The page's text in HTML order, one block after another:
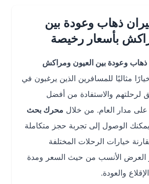
ذهاب وعودة بين
بأسعار رخيصة
بين العيون ومراكش
للمسافرين الذين يرغبون في
والاستفادة من أفضل
العام. من خلال محرك بحث
إلى تجربة حجز متكاملة
الرحلات المختلفة
الأنسب من حيث السعر ومدة
والعودة.